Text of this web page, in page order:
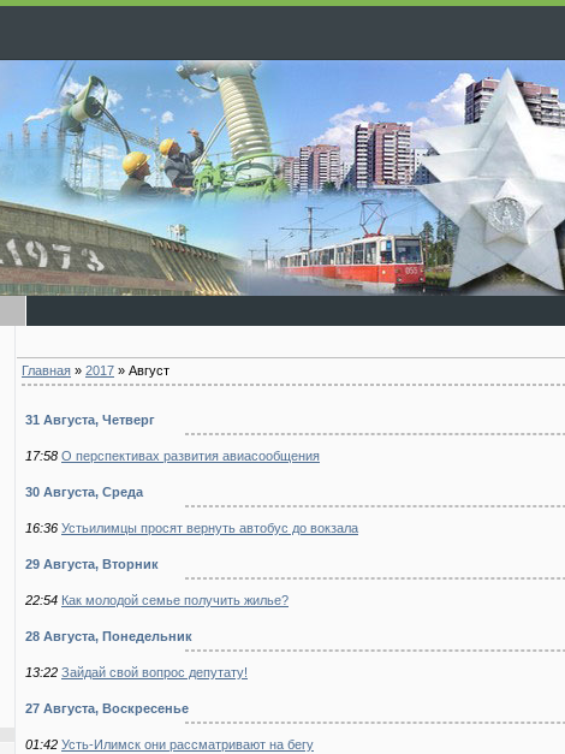
Главная » 2017 » Август
31 Августа, Четверг
17:58 О перспективах развития авиасообщения
30 Августа, Среда
16:36 Устьилимцы просят вернуть автобус до вокзала
29 Августа, Вторник
22:54 Как молодой семье получить жилье?
28 Августа, Понедельник
13:22 Зайдай свой вопрос депутату!
27 Августа, Воскресенье
01:42 Усть-Илимск они рассматривают на бегу